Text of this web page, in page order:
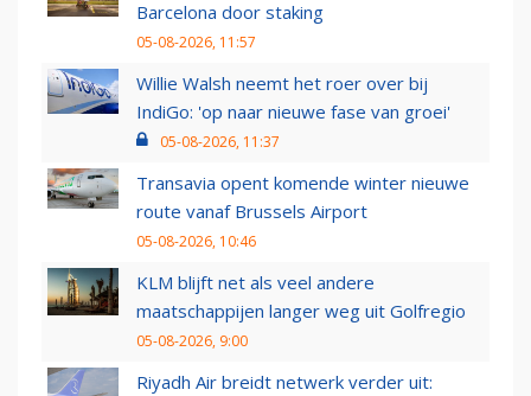
Barcelona door staking
05-08-2026, 11:57
Willie Walsh neemt het roer over bij
IndiGo: 'op naar nieuwe fase van groei'
05-08-2026, 11:37
Transavia opent komende winter nieuwe
route vanaf Brussels Airport
05-08-2026, 10:46
KLM blijft net als veel andere
maatschappijen langer weg uit Golfregio
05-08-2026, 9:00
Riyadh Air breidt netwerk verder uit: